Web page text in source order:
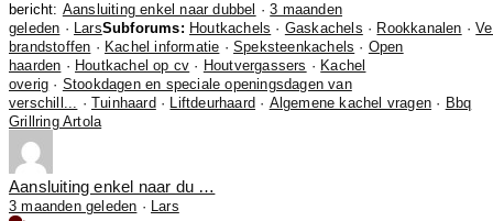
bericht: Aansluiting enkel naar dubbel ·3 maanden
geleden · LarsSubforums: Houtkachels · Gaskachels · Rookkanalen ·
brandstoffen · Kachel informatie ·Speksteenkachels · Open
haarden · Houtkachel op cv · Houtvergassers · Kachel
overig · Stookdagen en speciale openingsdagen van
verschill...
·Tuinhaard · Liftdeurhaard · Algemene kachel vragen · Bbq
Grillring Artola
Aansluiting enkel naar du …
3 maanden geleden · Lars